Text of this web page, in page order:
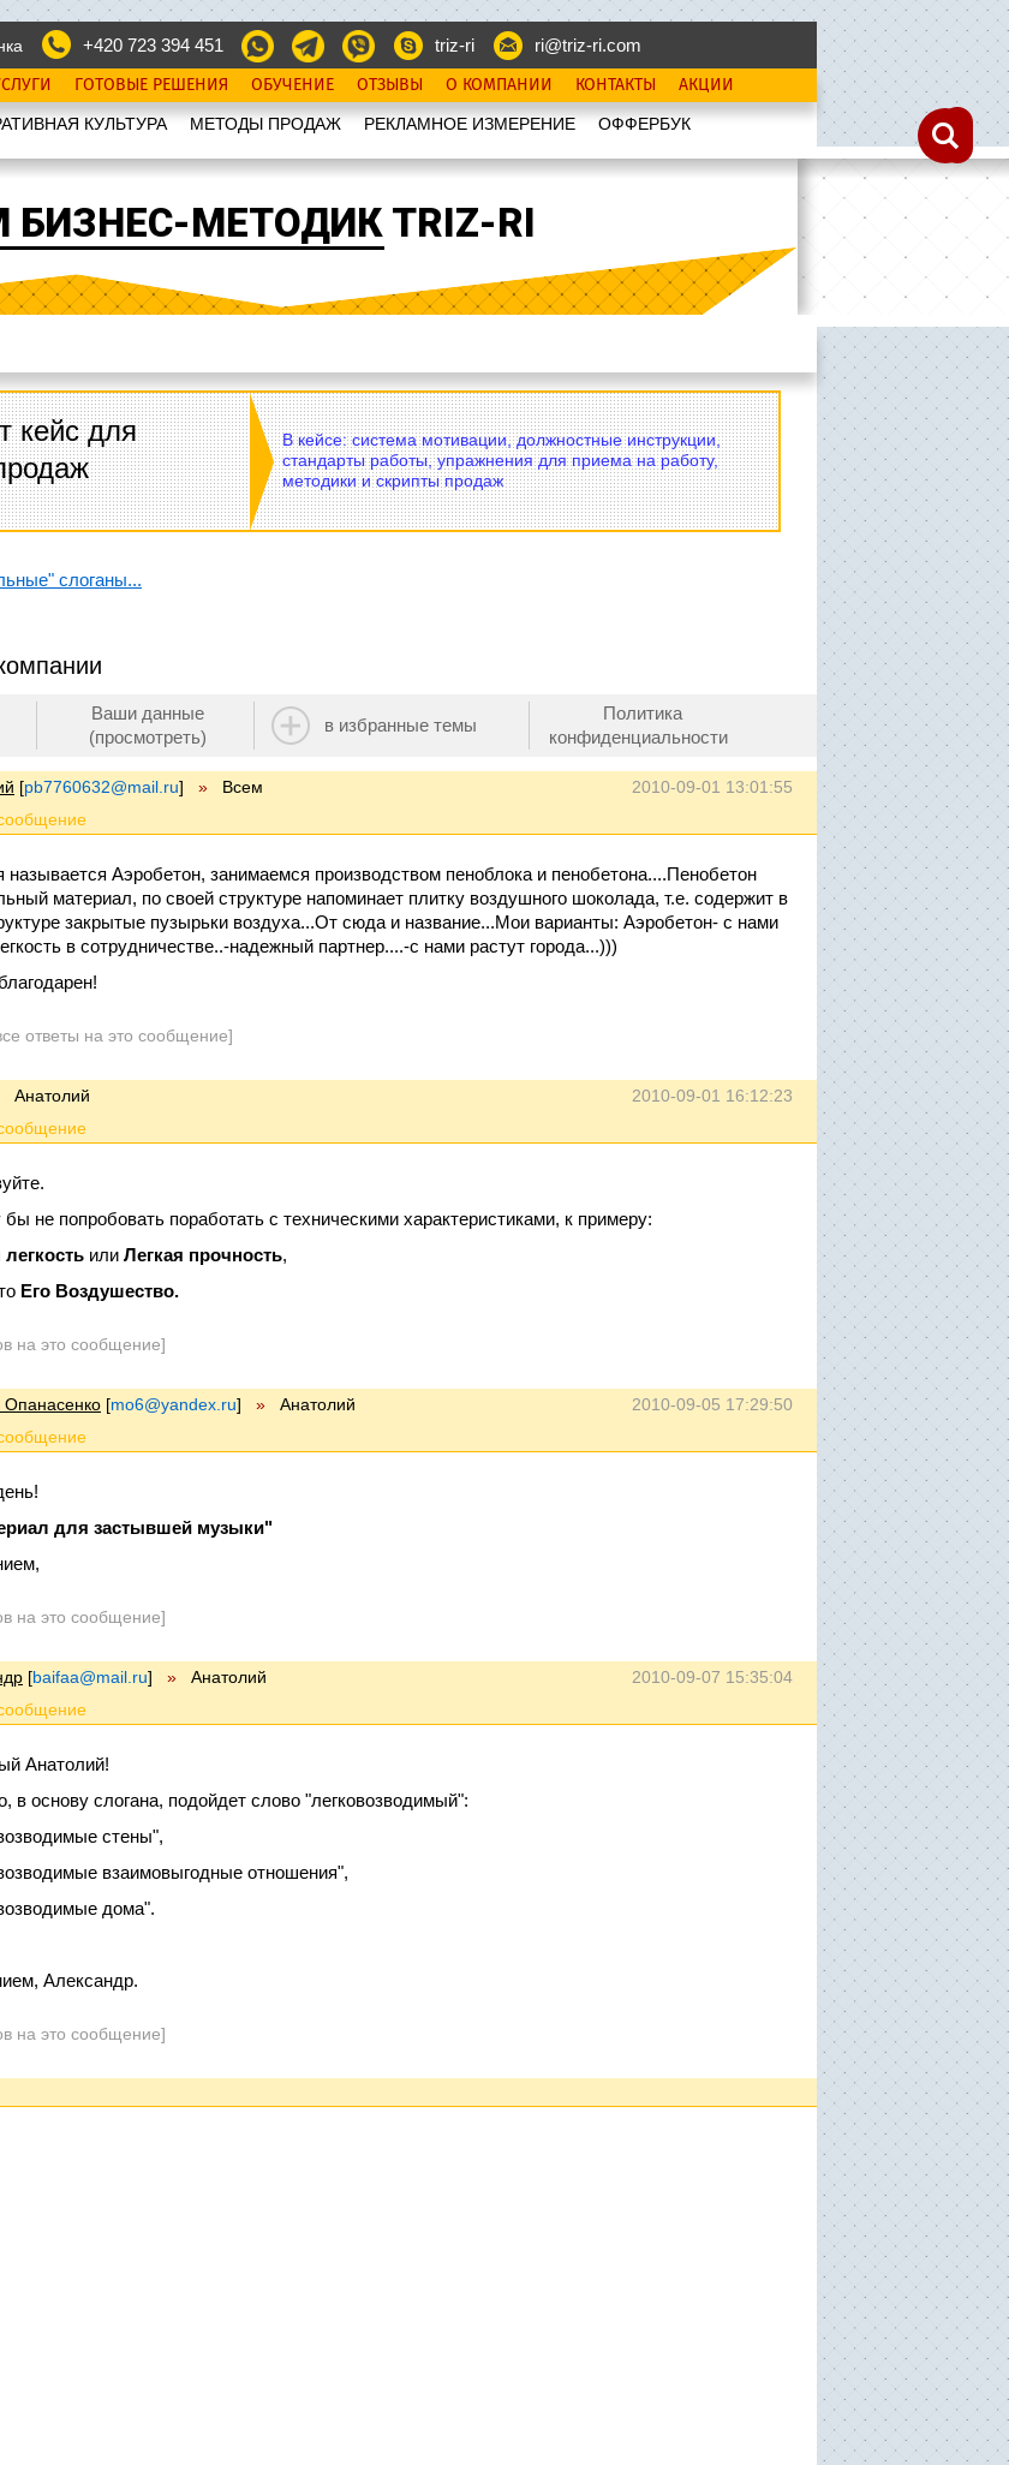
+420 723 394 451 triz-ri ri@triz-ri.com
ГОТОВЫЕ РЕШЕНИЯ ОБУЧЕНИЕ ОТЗЫВЫ О КОМПАНИИ КОНТАКТЫ АКЦИИ
КУЛЬТУРА МЕТОДЫ ПРОДАЖ РЕКЛАМНОЕ ИЗМЕРЕНИЕ OФФЕРБУК
МЕТОДИК TRIZ-RI
кейс для
В кейсе: система мотивации, должностные инструкции,
стандарты работы, упражнения для приема на работу,
методики и скрипты продаж
слоганы...
Ваши данные
(просмотреть)
в избранные темы
Политика
конфиденциальности
2010-09-01 13:01:55
[pb7760632@mail.ru] » Всем
называется Аэробетон, занимаемся производством пеноблока и пенобетона....Пенобетон
материал, по своей структуре напоминает плитку воздушного шоколада, т.е. содержит в
закрытые пузырьки воздуха...От сюда и название...Мои варианты: Аэробетон- с нами
в сотрудничестве..-надежный партнер....-с нами растут города...)))
ответы на это сообщение]
2010-09-01 16:12:23
Анатолий
не попробовать поработать с техническими характеристиками, к примеру:
или Легкая прочность,
Его Воздушество.
на это сообщение]
2010-09-05 17:29:50
[mo6@yandex.ru] » Анатолий
для застывшей музыки"
на это сообщение]
2010-09-07 15:35:04
[baifaa@mail.ru] » Анатолий
Анатолий!
в основу слогана, подойдет слово "легковозводимый":
стены",
взаимовыгодные отношения",
дома".
Александр.
на это сообщение]